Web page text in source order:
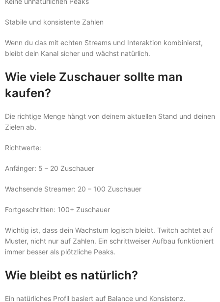
Stabile und konsistente Zahlen
Wenn du das mit echten Streams und Interaktion kombinierst,
bleibt dein Kanal sicher und wächst natürlich.
Wie viele Zuschauer sollte man
kaufen?
Die richtige Menge hängt von deinem aktuellen Stand und deinen
Zielen ab.
Richtwerte:
Anfänger: 5 – 20 Zuschauer
Wachsende Streamer: 20 – 100 Zuschauer
Fortgeschritten: 100+ Zuschauer
Wichtig ist, dass dein Wachstum logisch bleibt. Twitch achtet auf
Muster, nicht nur auf Zahlen. Ein schrittweiser Aufbau funktioniert
immer besser als plötzliche Peaks.
Wie bleibt es natürlich?
Ein natürliches Profil basiert auf Balance und Konsistenz.